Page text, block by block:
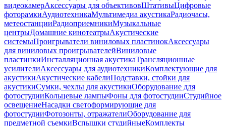
видеокамерАксессуары для объективовШтативыЦифровые
фоторамкиАудиотехникаМультимедиа акустикаРадиочасы,
метеостанцииРадиоприемникиМузыкальные
центрыДомашние кинотеатрыАкустические
системыПроигрыватели виниловых пластинокАксессуары
для виниловых проигрывателейВиниловые
пластинкиИнсталляционная акустикаТрансляционные
усилителиАксессуары для аудиотехникиКомплектующие для
акустикиАкустические кабелиПодставки, стойки для
акустикиСумки, чехлы для акустикиОборудование для
фотостудииКольцевые лампыФоны для фотостудииСтудийное
освещениеНасадки светоформирующие для
фотостудииФотозонты, отражателиОборудование для
предметной съемкиВспышки студийныеКомплекты